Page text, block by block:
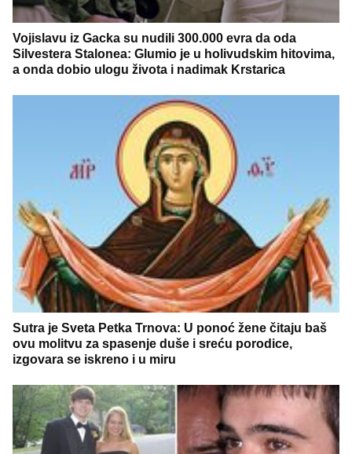
Vojislavu iz Gacka su nudili 300.000 evra da oda
Silvestera Stalonea: Glumio je u holivudskim hitovima,
a onda dobio ulogu života i nadimak Krstarica
Sutra je Sveta Petka Trnova: U ponoć žene čitaju baš
ovu molitvu za spasenje duše i sreću porodice,
izgovara se iskreno i u miru